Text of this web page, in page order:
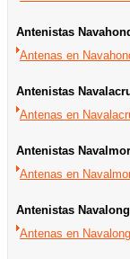
Antenistas
Antenas en
Antenistas
Antenas en
Antenistas
Antenas en
Antenistas
Antenas en